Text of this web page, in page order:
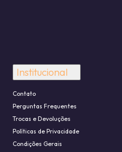
Institucional
Contato
Perguntas Frequentes
Trocas e Devoluções
Políticas de Privacidade
Condições Gerais